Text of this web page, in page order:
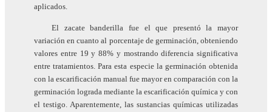
aplicados.
El zacate banderilla fue el que presentó la mayor
variación en cuanto al porcentaje de germinación, obteniendo
valores entre 19 y 88% y mostrando diferencia significativa
entre tratamientos. Para esta especie la germinación obtenida
con la escarificación manual fue mayor en comparación con la
germinación lograda mediante la escarificación química y con
el testigo. Aparentemente, las sustancias químicas utilizadas